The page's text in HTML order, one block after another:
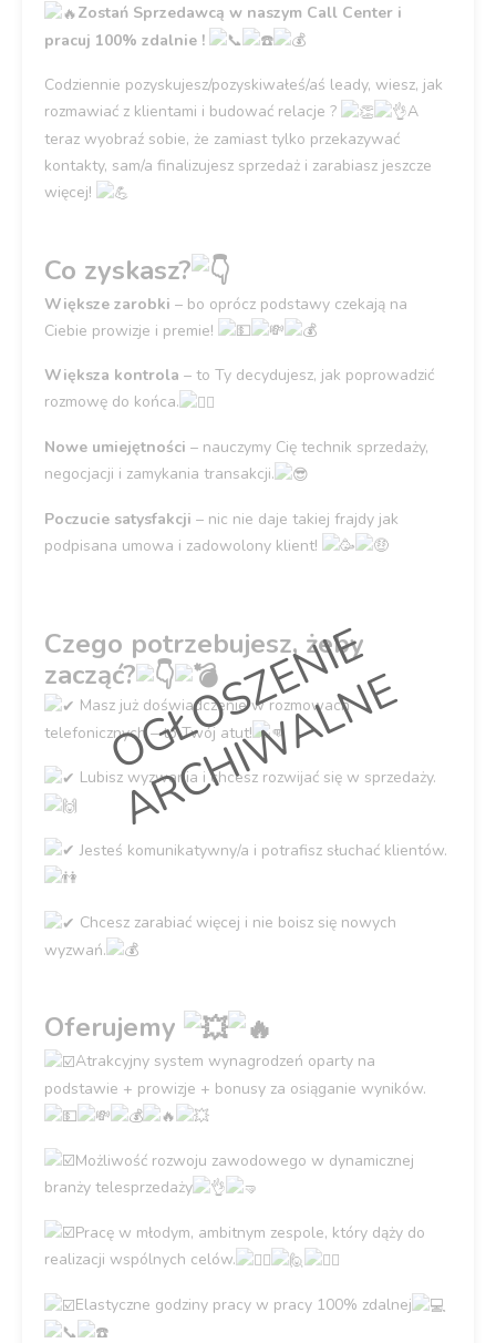
O
G
Ł
O
S
Z
E
N
I
E
A
R
C
H
I
W
A
L
N
E
Zostań Sprzedawcą w naszym Call Center i
pracuj 100% zdalnie !
Codziennie pozyskujesz/pozyskiwałeś/aś leady, wiesz, jak
rozmawiać z klientami i budować relacje ?
A
teraz wyobraź sobie, że zamiast tylko przekazywać
kontakty, sam/a finalizujesz sprzedaż i zarabiasz jeszcze
więcej!
Co zyskasz?
Większe zarobki – bo oprócz podstawy czekają na
Ciebie prowizje i premie!
Większa kontrola – to Ty decydujesz, jak poprowadzić
rozmowę do końca.
Nowe umiejętności – nauczymy Cię technik sprzedaży,
negocjacji i zamykania transakcji.
Poczucie satysfakcji – nic nie daje takiej frajdy jak
podpisana umowa i zadowolony klient!
Czego potrzebujesz, żeby
zacząć?
Masz już doświadczenie w rozmowach
telefonicznych – to Twój atut!
Lubisz wyzwania i chcesz rozwijać się w sprzedaży.
Jesteś komunikatywny/a i potrafisz słuchać klientów.
Chcesz zarabiać więcej i nie boisz się nowych
wyzwań.
Oferujemy
Atrakcyjny system wynagrodzeń oparty na
podstawie + prowizje + bonusy za osiąganie wyników.
Możliwość rozwoju zawodowego w dynamicznej
branży telesprzedaży
Pracę w młodym, ambitnym zespole, który dąży do
realizacji wspólnych celów.
Elastyczne godziny pracy w pracy 100% zdalnej